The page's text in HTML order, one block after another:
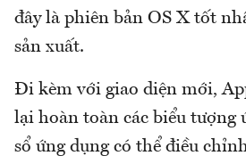
đây là phiên bản OS X tốt
sản xuất.
Đi kèm với giao diện mới,
lại hoàn toàn các biểu tượng
sổ ứng dụng có thể điều